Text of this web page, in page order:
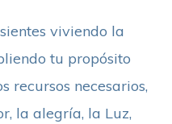
viviendo la
tu propósito
recursos necesarios,
la alegría, la Luz,